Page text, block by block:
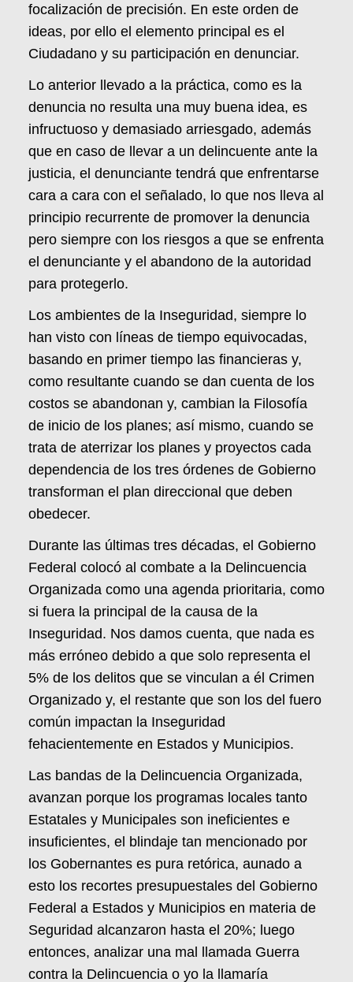
focalización de precisión. En este orden de
ideas, por ello el elemento principal es el
Ciudadano y su participación en denunciar.
Lo anterior llevado a la práctica, como es la
denuncia no resulta una muy buena idea, es
infructuoso y demasiado arriesgado, además
que en caso de llevar a un delincuente ante la
justicia, el denunciante tendrá que enfrentarse
cara a cara con el señalado, lo que nos lleva al
principio recurrente de promover la denuncia
pero siempre con los riesgos a que se enfrenta
el denunciante y el abandono de la autoridad
para protegerlo.
Los ambientes de la Inseguridad, siempre lo
han visto con líneas de tiempo equivocadas,
basando en primer tiempo las financieras y,
como resultante cuando se dan cuenta de los
costos se abandonan y, cambian la Filosofía
de inicio de los planes; así mismo, cuando se
trata de aterrizar los planes y proyectos cada
dependencia de los tres órdenes de Gobierno
transforman el plan direccional que deben
obedecer.
Durante las últimas tres décadas, el Gobierno
Federal colocó al combate a la Delincuencia
Organizada como una agenda prioritaria, como
si fuera la principal de la causa de la
Inseguridad. Nos damos cuenta, que nada es
más erróneo debido a que solo representa el
5% de los delitos que se vinculan a él Crimen
Organizado y, el restante que son los del fuero
común impactan la Inseguridad
fehacientemente en Estados y Municipios.
Las bandas de la Delincuencia Organizada,
avanzan porque los programas locales tanto
Estatales y Municipales son ineficientes e
insuficientes, el blindaje tan mencionado por
los Gobernantes es pura retórica, aunado a
esto los recortes presupuestales del Gobierno
Federal a Estados y Municipios en materia de
Seguridad alcanzaron hasta el 20%; luego
entonces, analizar una mal llamada Guerra
contra la Delincuencia o yo la llamaría